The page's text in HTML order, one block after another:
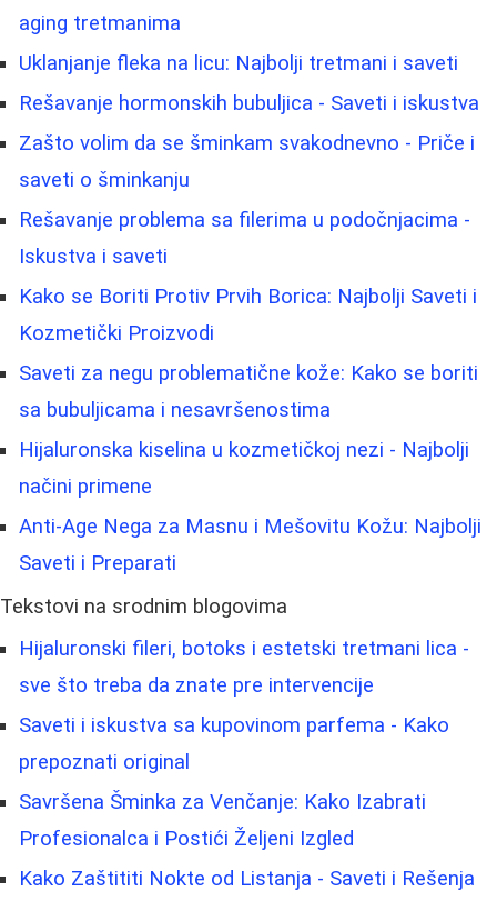
aging tretmanima
Uklanjanje fleka na licu: Najbolji tretmani i saveti
Rešavanje hormonskih bubuljica - Saveti i iskustva
Zašto volim da se šminkam svakodnevno - Priče i
saveti o šminkanju
Rešavanje problema sa filerima u podočnjacima -
Iskustva i saveti
Kako se Boriti Protiv Prvih Borica: Najbolji Saveti i
Kozmetički Proizvodi
Saveti za negu problematične kože: Kako se boriti
sa bubuljicama i nesavršenostima
Hijaluronska kiselina u kozmetičkoj nezi - Najbolji
načini primene
Anti-Age Nega za Masnu i Mešovitu Kožu: Najbolji
Saveti i Preparati
Tekstovi na srodnim blogovima
Hijaluronski fileri, botoks i estetski tretmani lica -
sve što treba da znate pre intervencije
Saveti i iskustva sa kupovinom parfema - Kako
prepoznati original
Savršena Šminka za Venčanje: Kako Izabrati
Profesionalca i Postići Željeni Izgled
Kako Zaštititi Nokte od Listanja - Saveti i Rešenja